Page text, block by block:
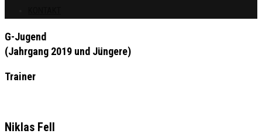
G-Jugend
(Jahrgang 2019 und Jüngere)
Trainer
Niklas Fell